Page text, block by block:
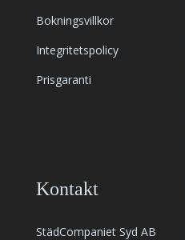
Bokningsvillkor
Integritetspolicy
Prisgaranti
Kontakt
StädCompaniet Syd AB